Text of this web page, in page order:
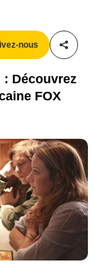
nous
Découvrez
FOX